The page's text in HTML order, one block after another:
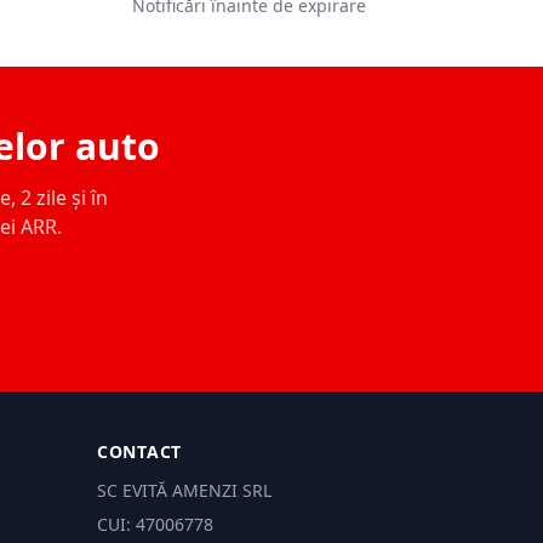
Notificări înainte de expirare
auto
2 zile și în
ARR.
CONTACT
SC EVITĂ AMENZI SRL
CUI: 47006778